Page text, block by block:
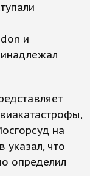
и
на
указал, что
определил